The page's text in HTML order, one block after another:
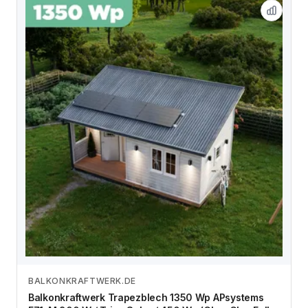
Zum Angebot
BALKONKRAFTWERK.DE
Balkonkraftwerk Trapezblech 1350 Wp APsystems